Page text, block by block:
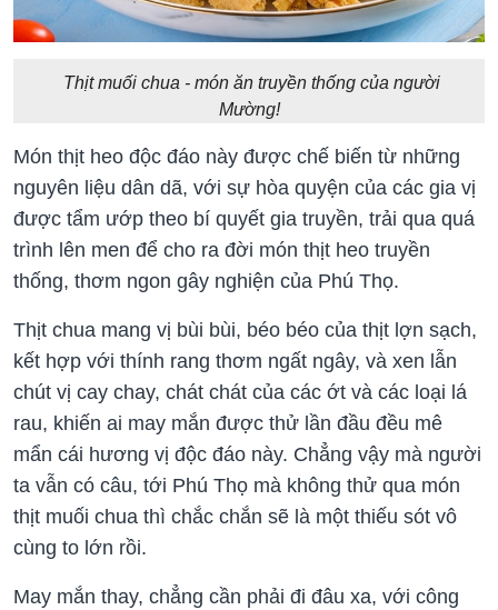
Thịt muối chua - món ăn truyền thống của người
Mường!
Món thịt heo độc đáo này được chế biến từ những
nguyên liệu dân dã, với sự hòa quyện của các gia vị
được tẩm ướp theo bí quyết gia truyền, trải qua quá
trình lên men để cho ra đời món thịt heo truyền
thống, thơm ngon gây nghiện của Phú Thọ.
Thịt chua mang vị bùi bùi, béo béo của thịt lợn sạch,
kết hợp với thính rang thơm ngất ngây, và xen lẫn
chút vị cay chay, chát chát của các ớt và các loại lá
rau, khiến ai may mắn được thử lần đầu đều mê
mẩn cái hương vị độc đáo này. Chẳng vậy mà người
ta vẫn có câu, tới Phú Thọ mà không thử qua món
thịt muối chua thì chắc chắn sẽ là một thiếu sót vô
cùng to lớn rồi.
May mắn thay, chẳng cần phải đi đâu xa, với công